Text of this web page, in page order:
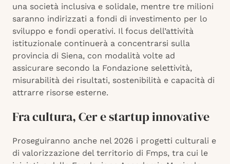
una società inclusiva e solidale, mentre tre milioni
saranno indirizzati a fondi di investimento per lo
sviluppo e fondi operativi. Il focus dell’attività
istituzionale continuerà a concentrarsi sulla
provincia di Siena, con modalità volte ad
assicurare secondo la Fondazione selettività,
misurabilità dei risultati, sostenibilità e capacità di
attrarre risorse esterne.
Fra cultura, Cer e startup innovative
Proseguiranno anche nel 2026 i progetti culturali e
di valorizzazione del territorio di Fmps, tra cui le